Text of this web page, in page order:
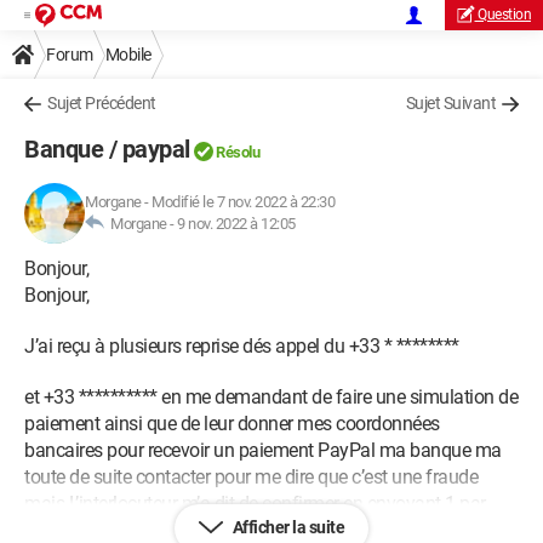
Question
Forum Mobile
Sujet Précédent Sujet Suivant
Banque / paypal Résolu
Morgane- Modifié le 7 nov. 2022 à 22:30
Morgane -9 nov. 2022 à 12:05
Bonjour,
Bonjour,
J’ai reçu à plusieurs reprise dés appel du +33 * ********
et +33 ********** en me demandant de faire une simulation de
paiement ainsi que de leur donner mes coordonnées
bancaires pour recevoir un paiement PayPal ma banque ma
toute de suite contacter pour me dire que c’est une fraude
mais L’interlocuteur m’a dit de confirmer en envoyant 1 par
Afficher la suite